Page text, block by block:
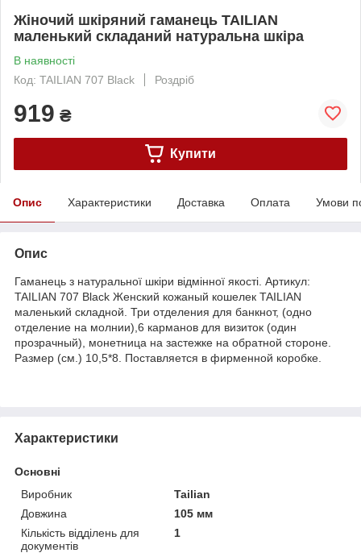
Жіночий шкіряний гаманець TAILIAN
маленький складаний натуральна шкіра
В наявності
Код: TAILIAN 707 Black
Роздріб
919 ₴
Купити
Опис Характеристики Доставка Оплата Умови
Опис
Гаманець з натуральної шкіри відмінної якості. Артикул:
TAILIAN 707 Black Женский кожаный кошелек TAILIAN
маленький складной. Три отделения для банкнот, (одно
отделение на молнии),6 карманов для визиток (один
прозрачный), монетница на застежке на обратной стороне.
Размер (см.) 10,5*8. Поставляется в фирменной коробке.
Характеристики
Основні
Виробник
Tailian
Довжина
105 мм
Кількість відділень для
документів
1